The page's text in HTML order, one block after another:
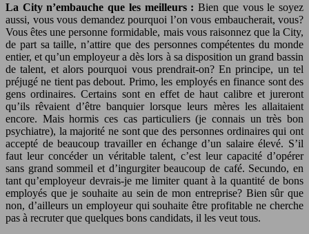
La City n’embauche que les meilleurs : Bien que vous le soyez
aussi, vous vous demandez pourquoi l’on vous embaucherait, vous?
Vous êtes une personne formidable, mais vous raisonnez que la City,
de part sa taille, n’attire que des personnes compétentes du monde
entier, et qu’un employeur a dès lors à sa disposition un grand bassin
de talent, et alors pourquoi vous prendrait-on? En principe, un tel
préjugé ne tient pas debout. Primo, les employés en finance sont des
gens ordinaires. Certains sont en effet de haut calibre et jureront
qu’ils rêvaient d’être banquier lorsque leurs mères les allaitaient
encore. Mais hormis ces cas particuliers (je connais un très bon
psychiatre), la majorité ne sont que des personnes ordinaires qui ont
accepté de beaucoup travailler en échange d’un salaire élevé. S’il
faut leur concéder un véritable talent, c’est leur capacité d’opérer
sans grand sommeil et d’ingurgiter beaucoup de café. Secundo, en
tant qu’employeur devrais-je me limiter quant à la quantité de bons
employés que je souhaite au sein de mon entreprise? Bien sûr que
non, d’ailleurs un employeur qui souhaite être profitable ne cherche
pas à recruter que quelques bons candidats, il les veut tous.